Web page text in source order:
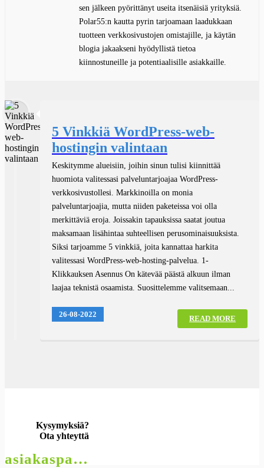
sen jälkeen pyörittänyt useita itsenäisiä yrityksiä.
Polar55:n kautta pyrin tarjoamaan laadukkaan
tuotteen verkkosivustojen omistajille, ja käytän
blogia jakaakseni hyödyllistä tietoa
kiinnostuneille ja potentiaalisille asiakkaille.
5 Vinkkiä WordPress-web-
hostingin valintaan
Keskitymme alueisiin, joihin sinun tulisi kiinnittää
huomiota valitessasi palveluntarjoajaa WordPress-
verkkosivustollesi. Markkinoilla on monia
palveluntarjoajia, mutta niiden paketeissa voi olla
merkittäviä eroja. Joissakin tapauksissa saatat joutua
maksamaan lisähintaa suhteellisen perusominaisuuksista.
Siksi tarjoamme 5 vinkkiä, joita kannattaa harkita
valitessasi WordPress-web-hosting-palvelua. 1-
Klikkauksen Asennus On kätevää päästä alkuun ilman
laajaa teknistä osaamista. Suosittelemme valitsemaan...
READ MORE
26-08-2022
Kysymyksiä?
Ota yhteyttä
asiakaspalvelu@polar55.fi